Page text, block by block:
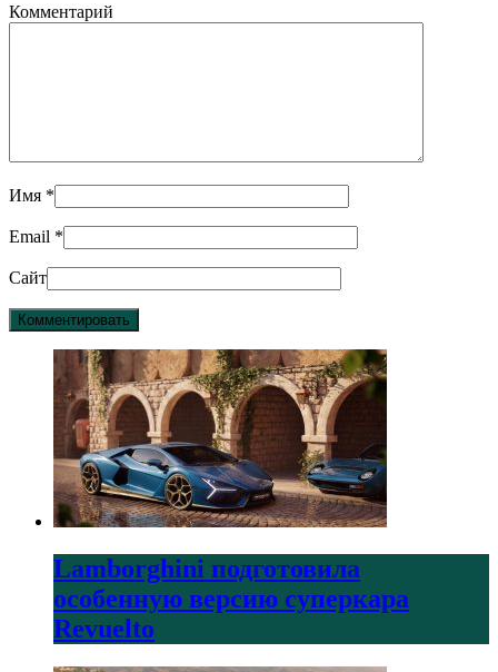
Комментарий
Имя *
Email *
Сайт
Lamborghini подготовила
особенную версию суперкара
Revuelto